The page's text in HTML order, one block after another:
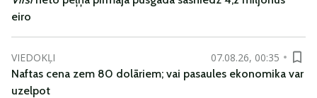
eiro
VIEDOKĻI
07.08.26, 00:35
Naftas cena zem 80 dolāriem; vai pasaules ekonomika var
uzelpot